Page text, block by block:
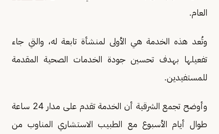
العام.
وتُعد هذه الخدمة هي الأولى لمنشأة تابعة له، والتي جاء
تفعيلها بهدف تحسين جودة الخدمات الصحية المقدمة
للمستفيدين.
وأوضح تجمع الشرقية أن الخدمة تقدم على مدار 24 ساعة
طوال أيام الأسبوع مع الطبيب الاستشاري المناوب من